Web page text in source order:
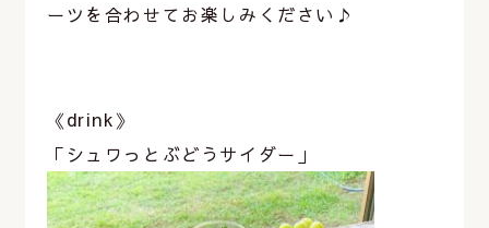
ーツを合わせてお楽しみください♪
《drink》
「シュワっとぶどうサイダー」